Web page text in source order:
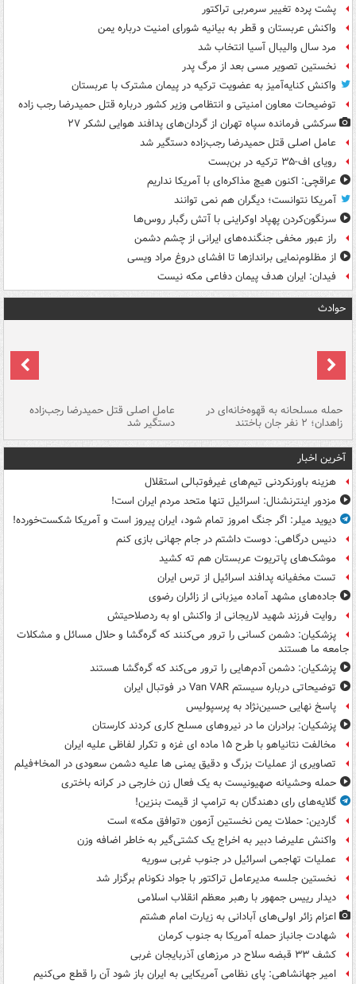
پشت پرده تغییر سرمربی تراکتور
واکنش عربستان و قطر به بیانیه شورای امنیت درباره یمن
مرد سال والیبال آسیا انتخاب شد
نخستین تصویر مسی بعد از مرگ پدر
واکنش کنایه‌آمیز به عضویت ترکیه در پیمان مشترک با عربستان
توضیحات معاون امنیتی و انتظامی وزیر کشور درباره قتل حمیدرضا رجب زاده
سرکشی فرمانده سپاه تهران از گردان‌های پدافند هوایی لشکر ۲۷
عامل اصلی قتل حمیدرضا رجب‌زاده دستگیر شد
رویای اف-۳۵ ترکیه در بن‌بست
عراقچی: اکنون هیچ مذاکره‌ای با آمریکا نداریم
آمریکا نتوانست؛ دیگران هم نمی توانند
سرنگون‌کردن پهپاد اوکراینی با آتش رگبار روس‌ها
راز عبور مخفی جنگنده‌های ایرانی از چشم دشمن
از مظلوم‌نمایی براندازها تا افشای دروغ مراد ویسی
فیدان: ایران هدف پیمان دفاعی مکه نیست
حوادث
حمله مسلحانه به قهوه‌خانه‌ای در
زاهدان؛ ۲ نفر جان باختند
عامل اصلی قتل حمیدرضا رجب‌زاده
دستگیر شد
آخرین اخبار
هزینه باورنکردنی تیم‌های غیرفوتبالی استقلال
مزدور اینترنشنال: اسرائیل تنها متحد مردم ایران است!
دیوید میلر: اگر جنگ امروز تمام شود، ایران پیروز است و آمریکا شکست‌خورده!
دنیس درگاهی: دوست داشتم در جام جهانی بازی کنم
موشک‌های پاتریوت عربستان هم ته‌ کشید
تست مخفیانه پدافند اسرائیل از ترس ایران
جاده‌های مشهد آماده میزبانی از زائران رضوی
روایت فرزند شهید لاریجانی از واکنش او به ردصلاحیتش
پزشکیان: دشمن کسانی را ترور می‌کنند که گره‌گشا و حلال مسائل و مشکلات
جامعه ما هستند
پزشکیان: دشمن آدم‌هایی را ترور می‌کند که گره‌گشا هستند
توضیحاتی درباره سیستم Van VAR در فوتبال ایران
پاسخ نهایی حسین‌نژاد به پرسپولیس
پزشکیان: برادران ما در نیروهای مسلح کاری کردند کارستان
مخالفت نتانیاهو با طرح ۱۵ ماده ای غزه و تکرار لفاظی علیه ایران
تصاویری از عملیات بزرگ و دقیق یمنی ها علیه دشمن سعودی در المخا+فیلم
حمله وحشیانه صهیونیست به یک فعال زن خارجی در کرانه باختری
گلایه‌های رای دهندگان به ترامپ از قیمت بنزین!
گاردین: حملات یمن نخستین آزمون «توافق مکه» است
واکنش علیرضا دبیر به اخراج یک کشتی‌گیر به خاطر اضافه وزن
عملیات تهاجمی اسرائیل در جنوب غربی سوریه
نخستین جلسه مدیرعامل تراکتور با جواد نکونام برگزار شد
دیدار رییس جمهور با رهبر معظم انقلاب اسلامی
اعزام زائر اولی‌های آبادانی به زیارت امام هشتم
شهادت جانباز حمله آمریکا به جنوب کرمان
کشف ۳۳ قبضه سلاح در مرزهای آذربایجان غربی
امیر جهانشاهی: پای نظامی آمریکایی به ایران باز شود آن را قطع می‌کنیم